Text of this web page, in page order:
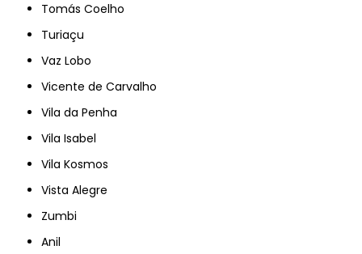
Tomás Coelho
Turiaçu
Vaz Lobo
Vicente de Carvalho
Vila da Penha
Vila Isabel
Vila Kosmos
Vista Alegre
Zumbi
Anil